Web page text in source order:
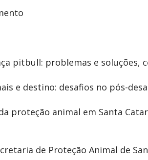
pitbull: problemas e soluções,
e destino: desafios no pós-
proteção animal em Santa
de Proteção Animal de